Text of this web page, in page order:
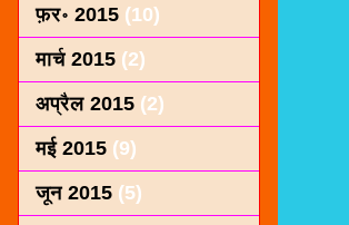
फ़र॰ 2015 (10)
मार्च 2015 (2)
अप्रैल 2015 (2)
मई 2015 (9)
जून 2015 (5)